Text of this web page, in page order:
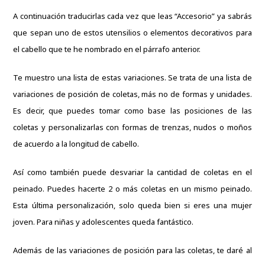
A continuación traducirlas cada vez que leas “Accesorio” ya sabrás
que sepan uno de estos utensilios o elementos decorativos para
el cabello que te he nombrado en el párrafo anterior.
Te muestro una lista de estas variaciones. Se trata de una lista de
variaciones de posición de coletas, más no de formas y unidades.
Es decir, que puedes tomar como base las posiciones de las
coletas y personalizarlas con formas de trenzas, nudos o moños
de acuerdo a la longitud de cabello.
Así como también puede desvariar la cantidad de coletas en el
peinado. Puedes hacerte 2 o más coletas en un mismo peinado.
Esta última personalización, solo queda bien si eres una mujer
joven. Para niñas y adolescentes queda fantástico.
Además de las variaciones de posición para las coletas, te daré al